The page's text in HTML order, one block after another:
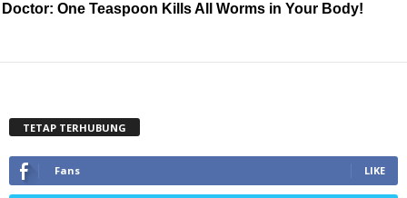
Doctor: One Teaspoon Kills All Worms in Your Body!
TETAP TERHUBUNG
Fans LIKE